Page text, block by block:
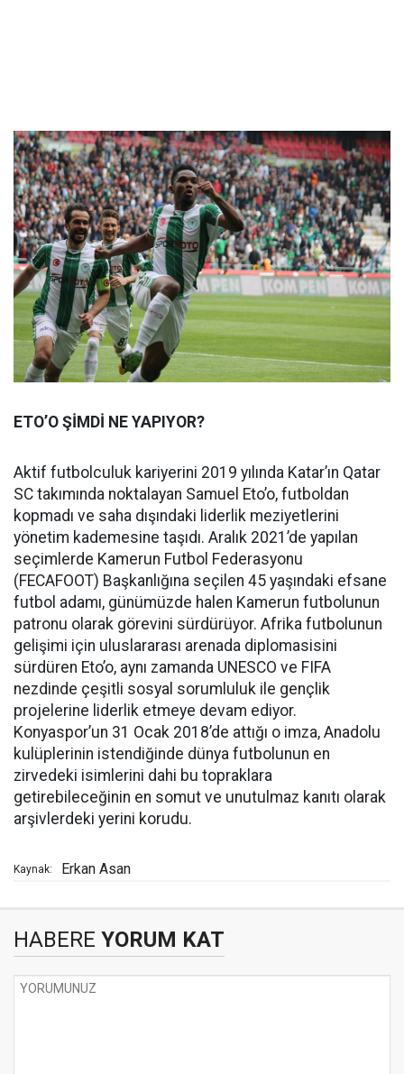
ETO’O ŞİMDİ NE YAPIYOR?
Aktif futbolculuk kariyerini 2019 yılında Katar’ın Qatar
SC takımında noktalayan Samuel Eto’o, futboldan
kopmadı ve saha dışındaki liderlik meziyetlerini
yönetim kademesine taşıdı. Aralık 2021’de yapılan
seçimlerde Kamerun Futbol Federasyonu
(FECAFOOT) Başkanlığına seçilen 45 yaşındaki efsane
futbol adamı, günümüzde halen Kamerun futbolunun
patronu olarak görevini sürdürüyor. Afrika futbolunun
gelişimi için uluslararası arenada diplomasisini
sürdüren Eto’o, aynı zamanda UNESCO ve FIFA
nezdinde çeşitli sosyal sorumluluk ile gençlik
projelerine liderlik etmeye devam ediyor.
Konyaspor’un 31 Ocak 2018’de attığı o imza, Anadolu
kulüplerinin istendiğinde dünya futbolunun en
zirvedeki isimlerini dahi bu topraklara
getirebileceğinin en somut ve unutulmaz kanıtı olarak
arşivlerdeki yerini korudu.
Kaynak: Erkan Asan
HABERE YORUM KAT